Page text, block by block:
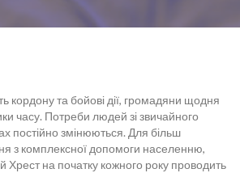
кордону та бойові дії, громадяни щодня
часу. Потреби людей зі звичайного
постійно змінюються. Для більш
з комплексної допомоги населенню,
Хрест на початку кожного року проводить